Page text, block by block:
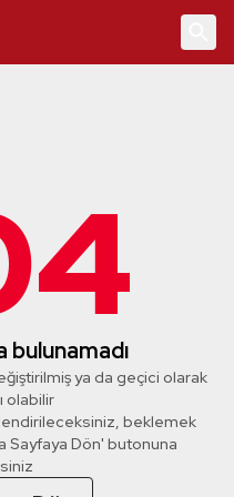
bulunamadı
ya da geçici olarak
olabilir
beklemek
Sayfaya Dön' butonuna